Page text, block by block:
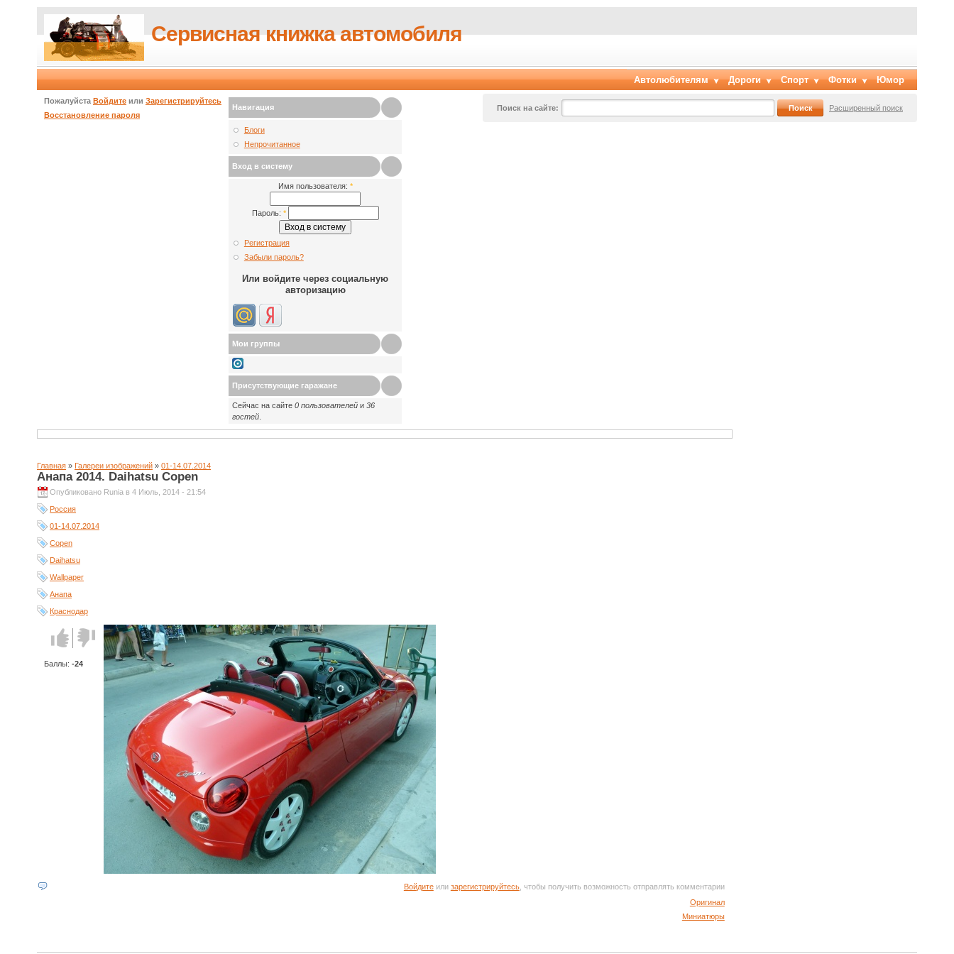
Сервисная книжка автомобиля
Автолюбителям Дороги Спорт Фотки Юмор
Пожалуйста Войдите или Зарегистрируйтесь
Восстановление пароля
Поиск на сайте: Расширенный поиск
Навигация
Блоги
Непрочитанное
Вход в систему
Имя пользователя: *
Пароль: *
Регистрация
Забыли пароль?
Или войдите через социальную
авторизацию
Мои группы
Присутствующие гаражане
Сейчас на сайте 0 пользователей и 36
гостей
Главная » Галереи изображений » 01-14.07.2014
Анапа 2014. Daihatsu Copen
Опубликовано Runia в 4 Июль, 2014 - 21:54
Россия
01-14.07.2014
Copen
Daihatsu
Wallpaper
Анапа
Краснодар
Голос за!Голос
против!
Баллы: -24
Войдитеили зарегистрируйтесь, чтобы получить возможность отправлять комментарии
Оригинал
Миниатюры